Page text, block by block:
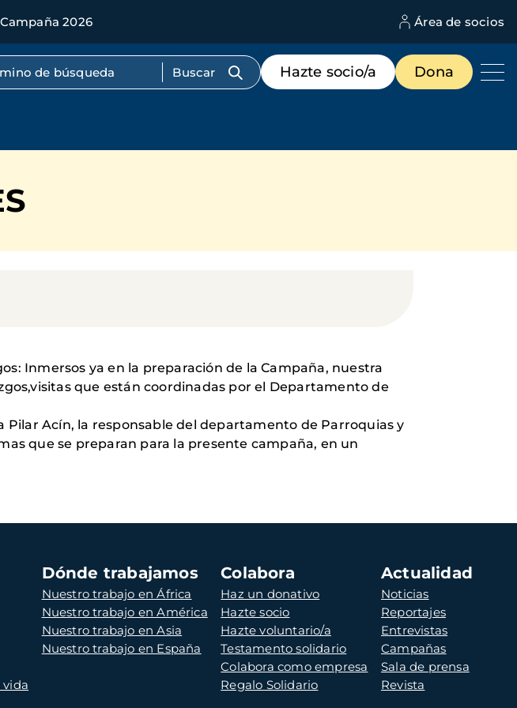
Campaña 2026 Área de socios
texto completo
Menú
de
destacados
Hazte socio/a Dona
Inmersos ya en la preparación de la Campaña, nuestra
que están coordinadas por el Departamento de
Pilar Acín, la responsable del departamento de Parroquias y
que se preparan para la presente campaña, en un
Dónde trabajamos
Nuestro trabajo en África
Nuestro trabajo en América
Nuestro trabajo en Asia
Nuestro trabajo en España
Colabora
Haz un donativo
Hazte socio
Hazte voluntario/a
Testamento solidario
Colabora como empresa
Regalo Solidario
Actualidad
Noticias
Reportajes
Entrevistas
Campañas
Sala de prensa
Revista